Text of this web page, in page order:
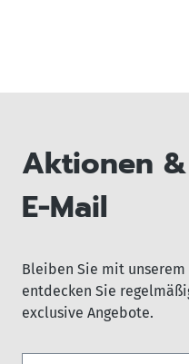
Aktionen
E-Mail
Bleiben Sie mit
entdecken Sie
exclusive Angebote.